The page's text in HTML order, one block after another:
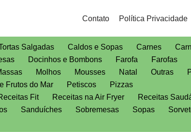
Contato Política Privacidade
Salgadas Caldos e Sopas Carnes
Docinhos e Bombons Farofa
Farofas
Molhos Mousses Natal Outras
Frutos do Mar Petiscos
Pizzas
Fit Receitas na Air Fryer
Receitas
Sanduíches Sobremesas Sopas